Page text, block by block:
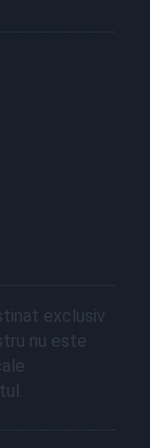
exclusiv
nu este